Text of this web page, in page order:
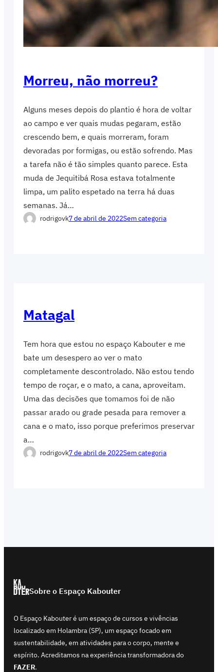
Morreu, não morreu?
Alguns meses depois do plantio é hora de voltar
ao campo e ver quais mudas pegaram, estão
crescendo bem, e quais morreram, foram
devoradas por formigas, ou estão sofrendo. Mas
a tarefa não é tão simples quanto parece. Esta
muda de Jequitibá Rosa estava totalmente
limpa, um palito espetado na terra há duas
semanas. Já…
rodrigovk7 de abril de 2022Sem categoria
Matagal
Tem hora que estou no espaço Kabouter e me
bate um desespero ao ver o mato
completamente descontrolado. Não estou tendo
tempo de roçar, e o mato, a cana, aproveitam.
Uma das decisões que tomamos foi de não
passar arado ou grade pesada para remover a
cana e o mato, isso porque preferimos preservar
a…
rodrigovk7 de abril de 2022Sem categoria
Sobre o Espaço Kabouter
O Espaço Kabouter é um espaço de cursos e vivências
localizado em Holambra (SP), um espaço focado em
sustentabilidade, em atividades para o corpo, mente e
espírito. Acreditamos na experiência transformadora do
FAZER.